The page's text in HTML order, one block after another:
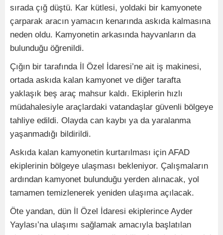
sırada çığ düştü. Kar kütlesi, yoldaki bir kamyonete
çarparak aracın yamacın kenarında askıda kalmasına
neden oldu. Kamyonetin arkasında hayvanların da
bulunduğu öğrenildi.
Çığın bir tarafında İl Özel İdaresi’ne ait iş makinesi,
ortada askıda kalan kamyonet ve diğer tarafta
yaklaşık beş araç mahsur kaldı. Ekiplerin hızlı
müdahalesiyle araçlardaki vatandaşlar güvenli bölgeye
tahliye edildi. Olayda can kaybı ya da yaralanma
yaşanmadığı bildirildi.
Askıda kalan kamyonetin kurtarılması için AFAD
ekiplerinin bölgeye ulaşması bekleniyor. Çalışmaların
ardından kamyonet bulunduğu yerden alınacak, yol
tamamen temizlenerek yeniden ulaşıma açılacak.
Öte yandan, dün İl Özel İdaresi ekiplerince Ayder
Yaylası’na ulaşımı sağlamak amacıyla başlatılan